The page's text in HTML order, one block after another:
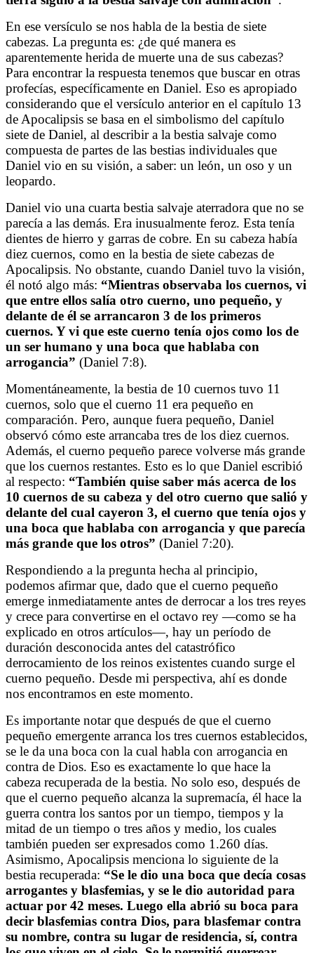
En ese versículo se nos habla de la bestia de siete
cabezas. La pregunta es: ¿de qué manera es
aparentemente herida de muerte una de sus cabezas?
Para encontrar la respuesta tenemos que buscar en otras
profecías, específicamente en Daniel. Eso es apropiado
considerando que el versículo anterior en el capítulo 13
de Apocalipsis se basa en el simbolismo del capítulo
siete de Daniel, al describir a la bestia salvaje como
compuesta de partes de las bestias individuales que
Daniel vio en su visión, a saber: un león, un oso y un
leopardo.
Daniel vio una cuarta bestia salvaje aterradora que no se
parecía a las demás. Era inusualmente feroz. Esta tenía
dientes de hierro y garras de cobre. En su cabeza había
diez cuernos, como en la bestia de siete cabezas de
Apocalipsis. No obstante, cuando Daniel tuvo la visión,
él notó algo más: “Mientras observaba los cuernos, vi
que entre ellos salía otro cuerno, uno pequeño, y
delante de él se arrancaron 3 de los primeros
cuernos. Y vi que este cuerno tenía ojos como los de
un ser humano y una boca que hablaba con
arrogancia” (Daniel 7:8).
Momentáneamente, la bestia de 10 cuernos tuvo 11
cuernos, solo que el cuerno 11 era pequeño en
comparación. Pero, aunque fuera pequeño, Daniel
observó cómo este arrancaba tres de los diez cuernos.
Además, el cuerno pequeño parece volverse más grande
que los cuernos restantes. Esto es lo que Daniel escribió
al respecto: “También quise saber más acerca de los
10 cuernos de su cabeza y del otro cuerno que salió y
delante del cual cayeron 3, el cuerno que tenía ojos y
una boca que hablaba con arrogancia y que parecía
más grande que los otros” (Daniel 7:20).
Respondiendo a la pregunta hecha al principio,
podemos afirmar que, dado que el cuerno pequeño
emerge inmediatamente antes de derrocar a los tres reyes
y crece para convertirse en el octavo rey—como se ha
explicado en otros artículos—, hay un período de
duración desconocida antes del catastrófico
derrocamiento de los reinos existentes cuando surge el
cuerno pequeño. Desde mi perspectiva, ahí es donde
nos encontramos en este momento.
Es importante notar que después de que el cuerno
pequeño emergente arranca los tres cuernos establecidos,
se le da una boca con la cual habla con arrogancia en
contra de Dios. Eso es exactamente lo que hace la
cabeza recuperada de la bestia. No solo eso, después de
que el cuerno pequeño alcanza la supremacía, él hace la
guerra contra los santos por un tiempo, tiempos y la
mitad de un tiempo o tres años y medio, los cuales
también pueden ser expresados como 1.260 días.
Asimismo, Apocalipsis menciona lo siguiente de la
bestia recuperada: “Se le dio una boca que decía cosas
arrogantes y blasfemias, y se le dio autoridad para
actuar por 42 meses. Luego ella abrió su boca para
decir blasfemias contra Dios, para blasfemar contra
su nombre, contra su lugar de residencia, sí, contra